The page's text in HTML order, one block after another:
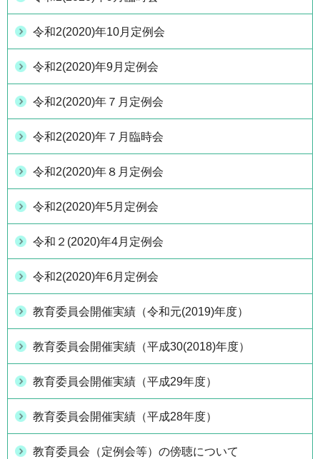
令和2(2020)年10月定例会
令和2(2020)年9月定例会
令和2(2020)年７月定例会
令和2(2020)年７月臨時会
令和2(2020)年８月定例会
令和2(2020)年5月定例会
令和２(2020)年4月定例会
令和2(2020)年6月定例会
教育委員会開催実績（令和元(2019)年度）
教育委員会開催実績（平成30(2018)年度）
教育委員会開催実績（平成29年度）
教育委員会開催実績（平成28年度）
教育委員会（定例会等）の傍聴について